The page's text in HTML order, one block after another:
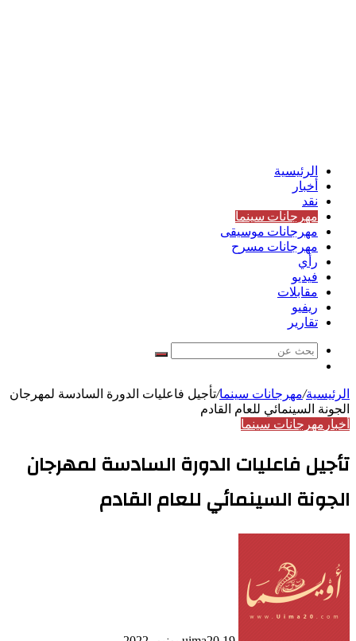
الرئيسية
أخبار
نقد
مهرجانات سينما
مهرجانات موسيقى
مهرجانات مسرح
رأي
فيديو
مقابلات
ريفيو
تقارير
بحث
الرئيسية/مهرجانات سينما/تأجيل فاعليات الدورة السادسة لمهرجان
الجونة السينمائي للعام القادم
أخبار مهرجانات سينما
تأجيل فاعليات الدورة السادسة لمهرجان
الجونة السينمائي للعام القادم